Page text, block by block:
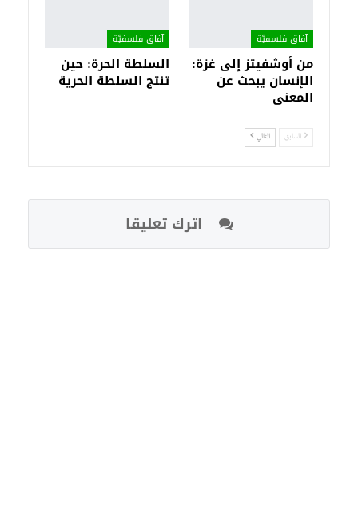
آفاق فلسفيّة‎
من أوشفيتز إلى غزة:
الإنسان يبحث عن
المعنى
آفاق فلسفيّة‎
السلطة الحرة: حين
تنتج السلطة الحرية
السابق التالي
اترك تعليقا